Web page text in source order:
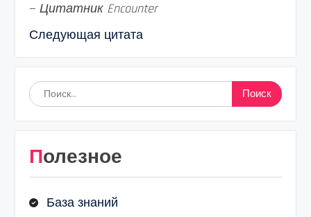
— Цитатник Encounter
Следующая цитата
Найти:
Полезное
База знаний